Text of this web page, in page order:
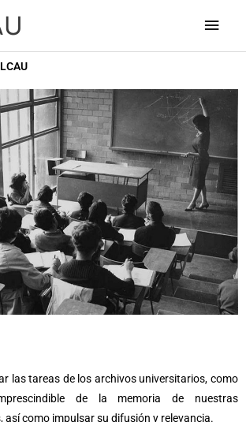
las tareas de los archivos universitarios, como
de la memoria de nuestras
así como impulsar su difusión y relevancia.